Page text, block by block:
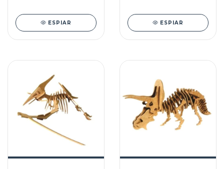
ESPIAR ESPIAR